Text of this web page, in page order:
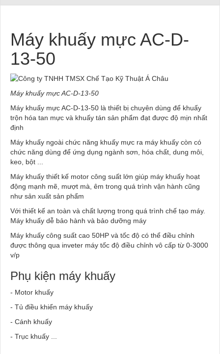
Máy khuấy mực AC-D-
13-50
Máy khuấy mực AC-D-13-50
Máy khuấy mực AC-D-13-50 là thiết bị chuyên dùng để khuấy
trộn hóa tan mực và khuấy tán sản phẩm đạt được độ mịn nhất
định
Máy khuấy ngoài chức năng khuấy mực ra máy khuấy còn có
chức năng dùng để ứng dụng ngành sơn, hóa chất, dung môi,
keo, bột ...
Máy khuấy thiết kế motor công suất lớn giúp máy khuấy hoạt
động mạnh mẽ, mượt mà, êm trong quá trình vận hành cũng
như sản xuất sản phẩm
Với thiết kế an toàn và chất lượng trong quá trình chế tạo máy.
Máy khuấy dễ bảo hành và bảo dưỡng máy
Máy khuấy công suất cao 50HP và tốc độ có thể điều chỉnh
được thông qua inveter máy tốc độ điều chỉnh vô cấp từ 0-3000
v/p
Phụ kiện máy khuấy
- Motor khuấy
- Tủ điều khiển máy khuấy
- Cánh khuấy
- Trục khuấy ...